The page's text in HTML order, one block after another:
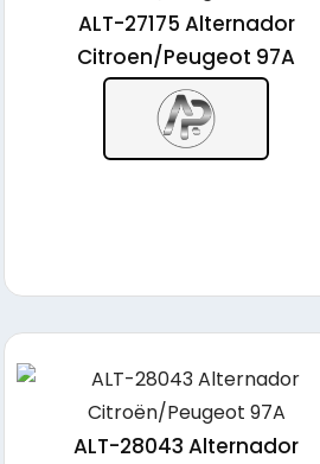
ALT-27175 Alternador
Citroen/Peugeot 97A
ALT-28043 Alternador